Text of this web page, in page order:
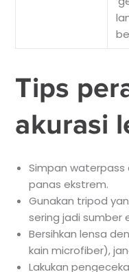
Tips
akurasi
Simpan waterpass
panas ekstrem.
Gunakan tripod
sering jadi sumber
Bersihkan lensa
kain microfiber),
Lakukan